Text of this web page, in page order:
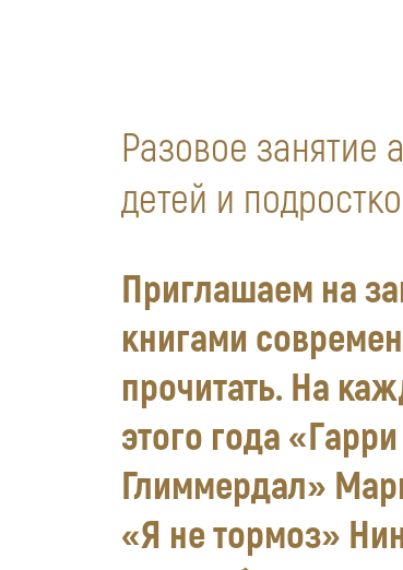
Разовое занятие
детей и
Приглашаем на
книгами
прочитать. На
этого года
Глиммердал»
«Я не тормоз»